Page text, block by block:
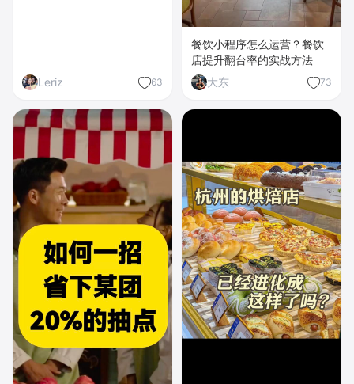
Leriz 63
餐饮小程序怎么运营？餐饮
店提升翻台率的实战方法
大东
73